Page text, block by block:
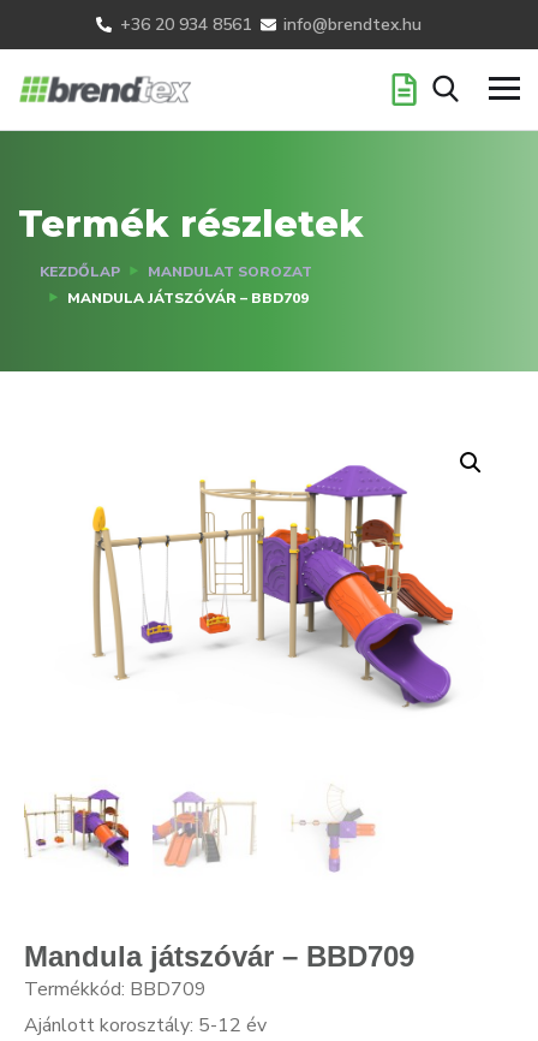
+36 20 934 8561 info@brendtex.hu
Termék részletek
KEZDŐLAP
MANDULAT SOROZAT
MANDULA JÁTSZÓVÁR – BBD709
Mandula játszóvár – BBD709
Termékkód: BBD709
Ajánlott korosztály: 5-12 év